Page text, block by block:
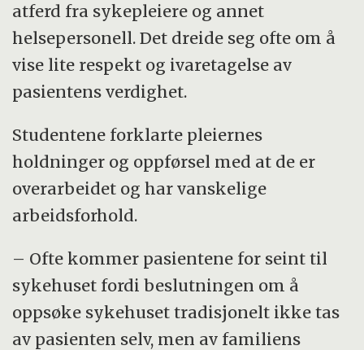
atferd fra sykepleiere og annet
helsepersonell. Det dreide seg ofte om å
vise lite respekt og ivaretagelse av
pasientens verdighet.
Studentene forklarte pleiernes
holdninger og oppførsel med at de er
overarbeidet og har vanskelige
arbeidsforhold.
– Ofte kommer pasientene for seint til
sykehuset fordi beslutningen om å
oppsøke sykehuset tradisjonelt ikke tas
av pasienten selv, men av familiens